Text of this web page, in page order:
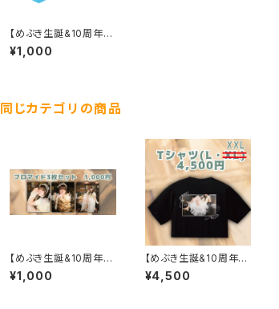
【めぶき生誕&10周年】
チェキくじ
¥1,000
同じカテゴリの商品
【めぶき生誕&10周年】
ブロマイドセット
¥1,000
【めぶき生誕&10周年】
オリジナルTシャツ
¥4,500